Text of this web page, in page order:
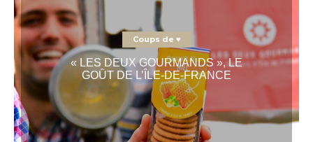
Coups de ♥
« LES DEUX GOURMANDS », LE
GOÛT DE L’ÎLE-DE-FRANCE